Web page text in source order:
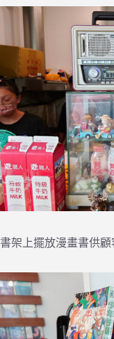
書架上擺放漫畫書供